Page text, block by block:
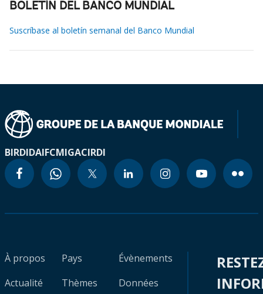
BOLETÍN DEL BANCO MUNDIAL
Suscríbase al boletín semanal del Banco Mundial
BIRDIDAIFCMIGACIRDI
À propos
Actualité
Pays
Thèmes
Évènements
Données